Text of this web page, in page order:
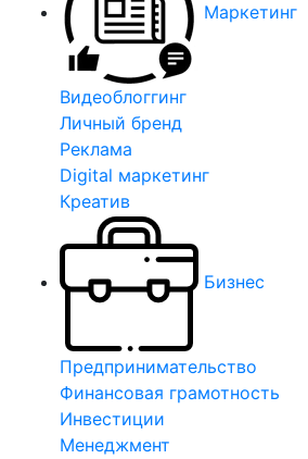
Маркетинг
Видеоблоггинг
Личный бренд
Реклама
Digital маркетинг
Креатив
Бизнес
Предпринимательство
Финансовая грамотность
Инвестиции
Менеджмент